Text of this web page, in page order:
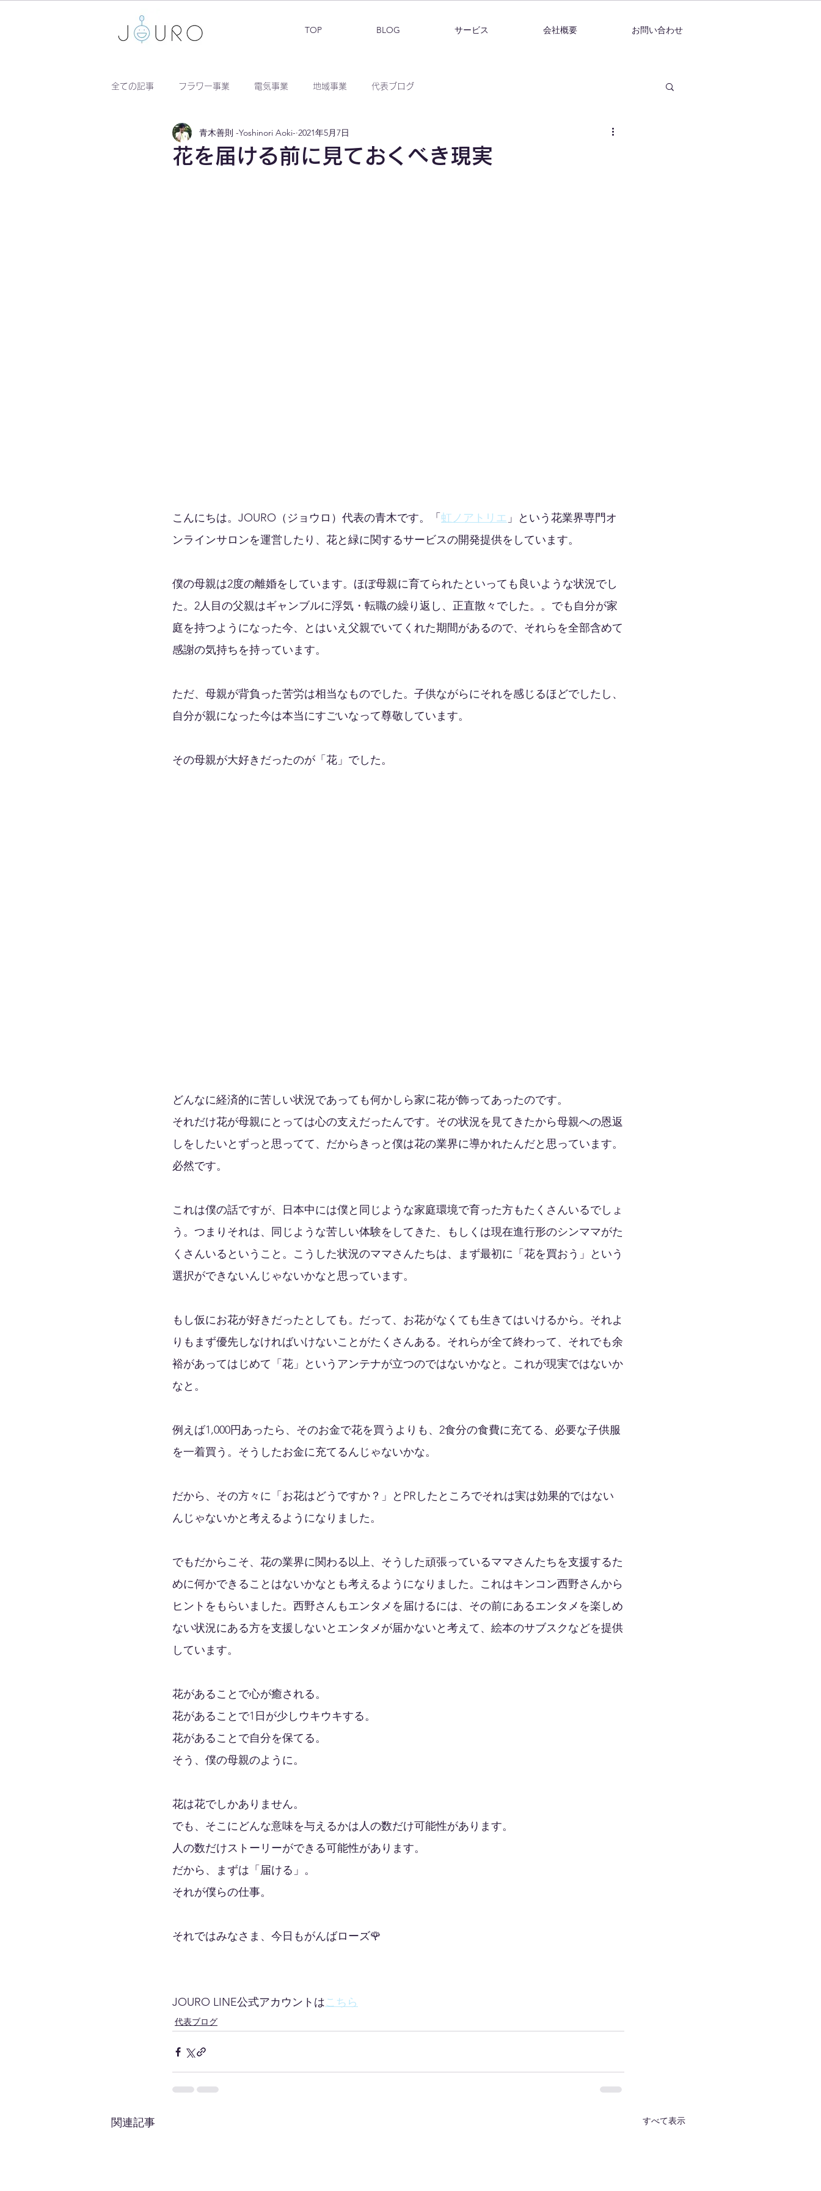
TOP BLOG サービス 会社概要 お問い合わせ
全ての記事 フラワー事業 電気事業 地域事業 代表ブログ
花を届ける前に見ておくべき現実
青木善則 -Yoshinori Aoki- 2021年5月7日
こんにちは。JOURO（ジョウロ）代表の青木です。「 虹ノアトリエ 」という花業界専門オ
ンラインサロンを運営したり、花と緑に関するサービスの開発提供をしています。
僕の母親は2度の離婚をしています。ほぼ母親に育てられたといっても良いような状況でし
た。2人目の父親はギャンブルに浮気・転職の繰り返し、正直散々でした。。でも自分が家
庭を持つようになった今、とはいえ父親でいてくれた期間があるので、それらを全部含めて
感謝の気持ちを持っています。
ただ、母親が背負った苦労は相当なものでした。子供ながらにそれを感じるほどでしたし、
自分が親になった今は本当にすごいなって尊敬しています。
その母親が大好きだったのが「花」でした。
どんなに経済的に苦しい状況であっても何かしら家に花が飾ってあったのです。
それだけ花が母親にとっては心の支えだったんです。その状況を見てきたから母親への恩返
しをしたいとずっと思ってて、だからきっと僕は花の業界に導かれたんだと思っています。
必然です。
これは僕の話ですが、日本中には僕と同じような家庭環境で育った方もたくさんいるでしょ
う。つまりそれは、同じような苦しい体験をしてきた、もしくは現在進行形のシンママがた
くさんいるということ。こうした状況のママさんたちは、まず最初に「花を買おう」という
選択ができないんじゃないかなと思っています。
もし仮にお花が好きだったとしても。だって、お花がなくても生きてはいけるから。それよ
りもまず優先しなければいけないことがたくさんある。それらが全て終わって、それでも余
裕があってはじめて「花」というアンテナが立つのではないかなと。これが現実ではないか
なと。
例えば1,000円あったら、そのお金で花を買うよりも、2食分の食費に充てる、必要な子供服
を一着買う。そうしたお金に充てるんじゃないかな。
だから、その方々に「お花はどうですか？」とPRしたところでそれは実は効果的ではない
んじゃないかと考えるようになりました。
でもだからこそ、花の業界に関わる以上、そうした頑張っているママさんたちを支援するた
めに何かできることはないかなとも考えるようになりました。これはキンコン西野さんから
ヒントをもらいました。西野さんもエンタメを届けるには、その前にあるエンタメを楽しめ
ない状況にある方を支援しないとエンタメが届かないと考えて、絵本のサブスクなどを提供
しています。
花があることで心が癒される。
花があることで1日が少しウキウキする。
花があることで自分を保てる。
そう、僕の母親のように。
花は花でしかありません。
でも、そこにどんな意味を与えるかは人の数だけ可能性があります。
人の数だけストーリーができる可能性があります。
だから、まずは「届ける」。
それが僕らの仕事。
それではみなさま、今日もがんばローズ🌹
JOURO LINE公式アカウントはこちら
代表ブログ
関連記事 すべて表示